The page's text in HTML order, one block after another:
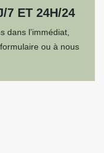
7 ET 24H/24
dans l’immédiat,
ou à nous